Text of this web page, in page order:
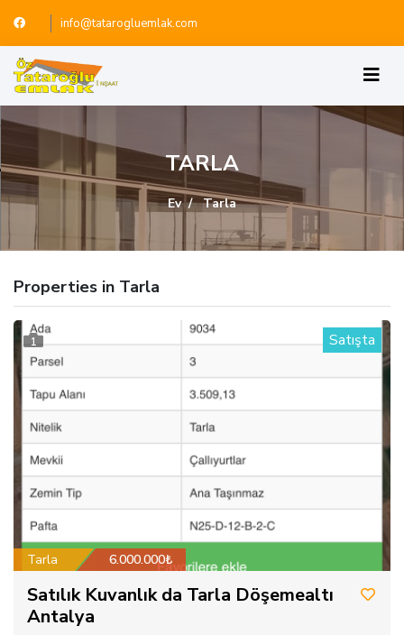
info@tatarogluemlak.com
TARLA
Ev Tarla
Properties in Tarla
1 Satışta
Tarla 6.000.000₺
Satılık Kuvanlık da Tarla Döşemealtı
Antalya